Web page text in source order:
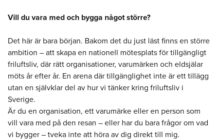
Vill du vara med och bygga något större?
Det här är bara början. Bakom det du just läst finns en större
ambition – att skapa en nationell mötesplats för tillgängligt
friluftsliv, där rätt organisationer, varumärken och eldsjälar
möts år efter år. En arena där tillgänglighet inte är ett tillägg
utan en självklar del av hur vi tänker kring friluftsliv i
Sverige.
Är du en organisation, ett varumärke eller en person som
vill vara med på den resan – eller har du bara frågor om vad
vi bygger – tveka inte att höra av dig direkt till mig.